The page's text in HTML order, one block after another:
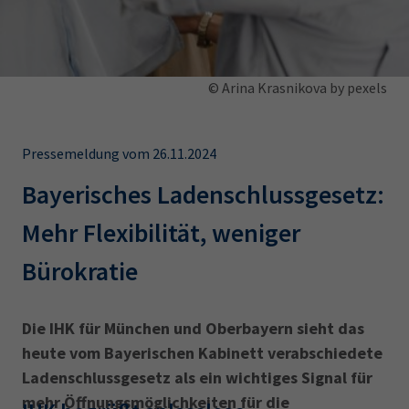
IHK regional
EN
IHK Akademie
Magazin Log-in
Prüfungstermine
34f
Negativerklärung
Sachkundeprüfung
Berichtsheft
AEVO
© Arina Krasnikova by pexels
Pressemeldung vom 26.11.2024
Bayerisches Ladenschlussgesetz:
Mehr Flexibilität, weniger
Bürokratie
Die IHK für München und Oberbayern sieht das
heute vom Bayerischen Kabinett verabschiedete
Ladenschluss­gesetz als ein wichtiges Signal für
mehr Öffnungsmöglichkeiten für die